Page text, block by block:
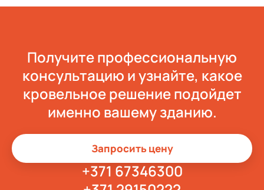
Получите профессиональную
консультацию и узнайте, какое
кровельное решение подойдет
именно вашему зданию.
Запросить цену
+371 67346300